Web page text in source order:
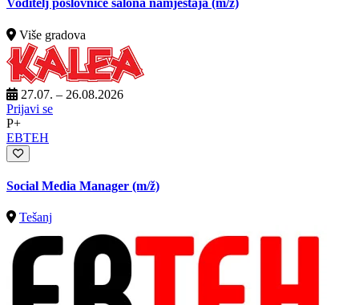
Voditelj poslovnice salona namještaja (m/ž)
Više gradova
27.07. – 26.08.2026
Prijavi se
P+
EBTEH
Social Media Manager (m/ž)
Tešanj